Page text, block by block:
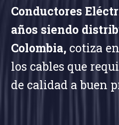
Buscar
Conductores
años siendo
Colombia, cotiza
los cables que
de calidad a buen